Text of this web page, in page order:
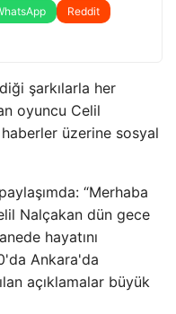
Reddit
şarkılarla her
oyuncu Celil
üzerine sosyal
“Merhaba
Nalçakan dün gece
hayatını
Ankara'da
açıklamalar büyük